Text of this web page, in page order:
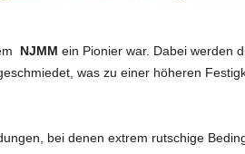
NJMM ein Pionier war. Dabei werden
was zu einer höheren
bei denen extrem rutschige